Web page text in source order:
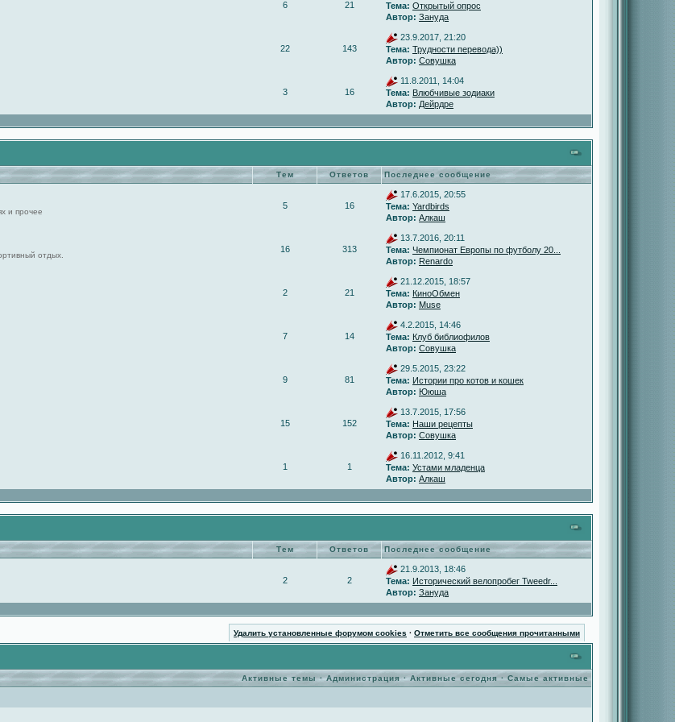
6 21
Тема: Открытый опрос
Автор: Зануда
22 143
23.9.2017, 21:20
Тема: Трудности перевода))
Автор: Совушка
3 16
11.8.2011, 14:04
Тема: Влюбчивые зодиаки
Автор: Дейрдре
Тем Ответов Последнее сообщение
и прочее
5 16
17.6.2015, 20:55
Тема: Yardbirds
Автор: Алкаш
отдых.
16 313
13.7.2016, 20:11
Тема: Чемпионат Европы по футболу 20...
Автор: Renardo
2 21
21.12.2015, 18:57
Тема: КиноОбмен
Автор: Muse
7 14
4.2.2015, 14:46
Тема: Клуб библиофилов
Автор: Совушка
9 81
29.5.2015, 23:22
Тема: Истории про котов и кошек
Автор: Ююша
15 152
13.7.2015, 17:56
Тема: Наши рецепты
Автор: Совушка
1 1
16.11.2012, 9:41
Тема: Устами младенца
Автор: Алкаш
Тем Ответов Последнее сообщение
2 2
21.9.2013, 18:46
Тема: Исторический велопробег Tweedr...
Автор: Зануда
Удалить установленные форумом cookies · Отметить все сообщения прочитанными
Активные темы·Администрация·Активные сегодня · Самые активные